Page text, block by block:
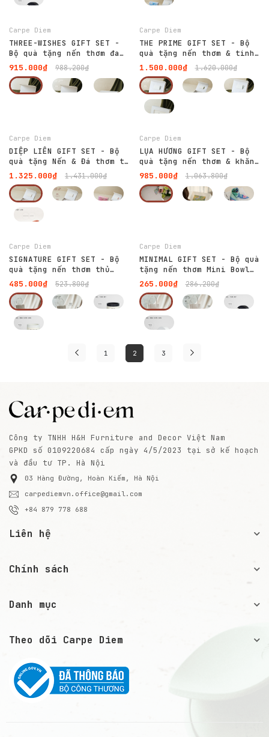
-7%
Carpe Diem
THREE-WISHES GIFT SET -
Bộ quà tặng nến thơm đa
dạng trải nghiệm
915.000₫ 988.200₫
-7%
Carpe Diem
THE PRIME GIFT SET - Bộ
quà tặng nến thơm & tinh
dầu thơm cao cấp
1.500.000₫ 1.620.000₫
-7%
Carpe Diem
DIỆP LIÊN GIFT SET - Bộ
quà tặng Nến & Đá thơm từ
cảm hứng Hoa Sen
1.325.000₫ 1.431.000₫
-7%
Carpe Diem
LỤA HƯƠNG GIFT SET - Bộ
quà tặng nến thơm & khăn
lụa
985.000₫ 1.063.800₫
-7%
Carpe Diem
SIGNATURE GIFT SET - Bộ
quà tặng nến thơm thủ
công tối giản
485.000₫ 523.800₫
-7%
Carpe Diem
MINIMAL GIFT SET - Bộ quà
tặng nến thơm Mini Bowl
tối giản
265.000₫ 286.200₫
1 2 3
Công ty TNHH H&H Furniture and Decor Việt Nam
GPKD số 0109220684 cấp ngày 4/5/2023 tại sở kế hoạch
và đầu tư TP. Hà Nội
03 Hàng Đường, Hoàn Kiếm, Hà Nội
carpediemvn.office@gmail.com
+84 879 778 688
Liên hệ
Chính sách
Danh mục
Theo dõi Carpe Diem